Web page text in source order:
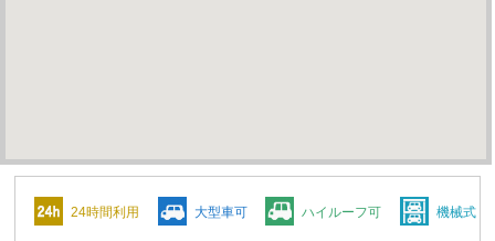
24時間利用 大型車可 ハイルーフ可 機械式